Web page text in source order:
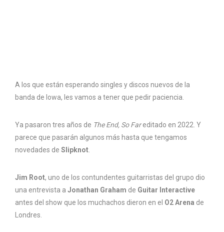
A los que están esperando singles y discos nuevos de la
banda de Iowa, les vamos a tener que pedir paciencia.
Ya pasaron tres años de The End, So Fareditado en 2022. Y
parece que pasarán algunos más hasta que tengamos
novedades de Slipknot
Jim Root, uno de los contundentes guitarristas del grupo dio
una entrevista a Jonathan Graham de Guitar Interactive
antes del show que los muchachos dieron en el O2 Arena de
Londres.